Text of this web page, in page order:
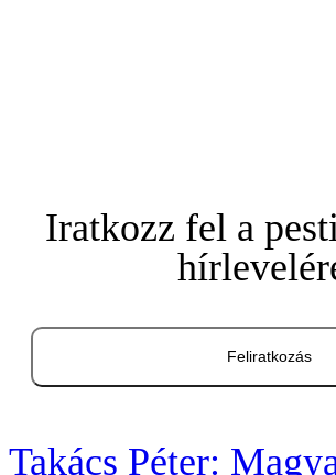
Iratkozz fel a
Feliratkozás
Takács Péter: